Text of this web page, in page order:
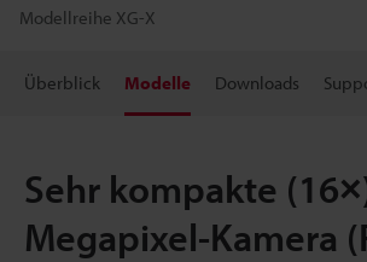
Modellreihe XG-X
Überblick Modelle Downloads
Sehr kompakte
Megapixel-Kamera